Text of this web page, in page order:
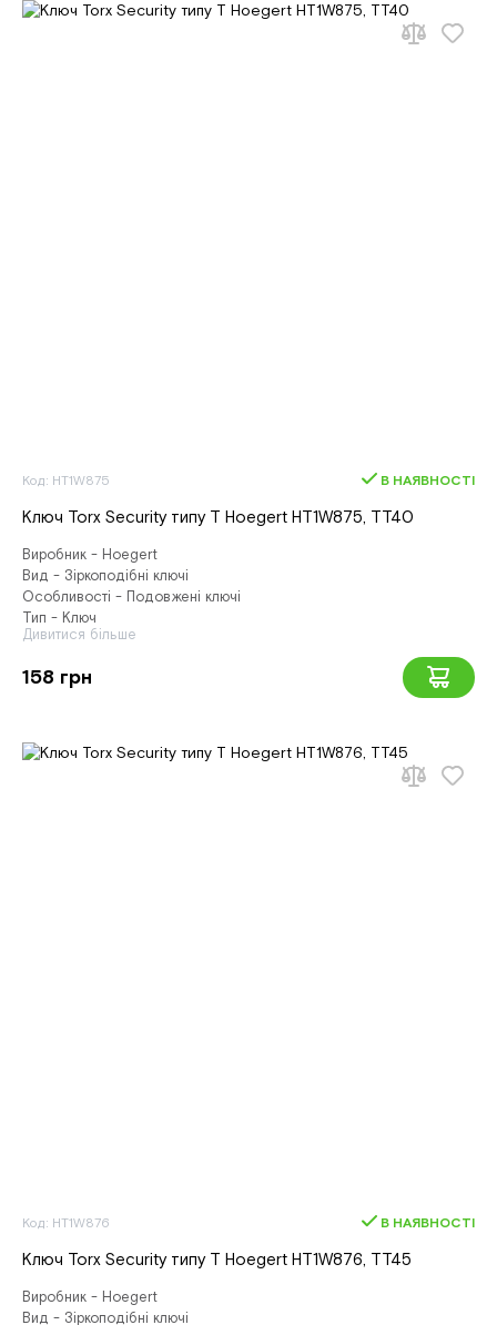
Код: HT1W875 В НАЯВНОСТІ
Ключ Torx Security типу T Hoegert HT1W875, ТТ40
Виробник - Hoegert
Вид - Зіркоподібні ключі
Особливості - Подовжені ключі
Тип - Ключ
Дивитися більше
158 грн
Код: HT1W876 В НАЯВНОСТІ
Ключ Torx Security типу T Hoegert HT1W876, ТТ45
Виробник - Hoegert
Вид - Зіркоподібні ключі